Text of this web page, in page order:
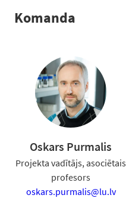
Komanda
Oskars Purmalis
Projekta vadītājs, asociētais
profesors
oskars.purmalis@lu.lv